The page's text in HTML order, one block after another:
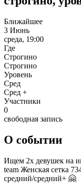
Ближайшее
3 Июнь
среда, 19:00
Где
Строгино
Строгино
Уровень
Сред
Сред +
Участники
0
свободная запись
О событии
Ищем 2х девушек на
team Женская сетка
средний/средний+ 🤗